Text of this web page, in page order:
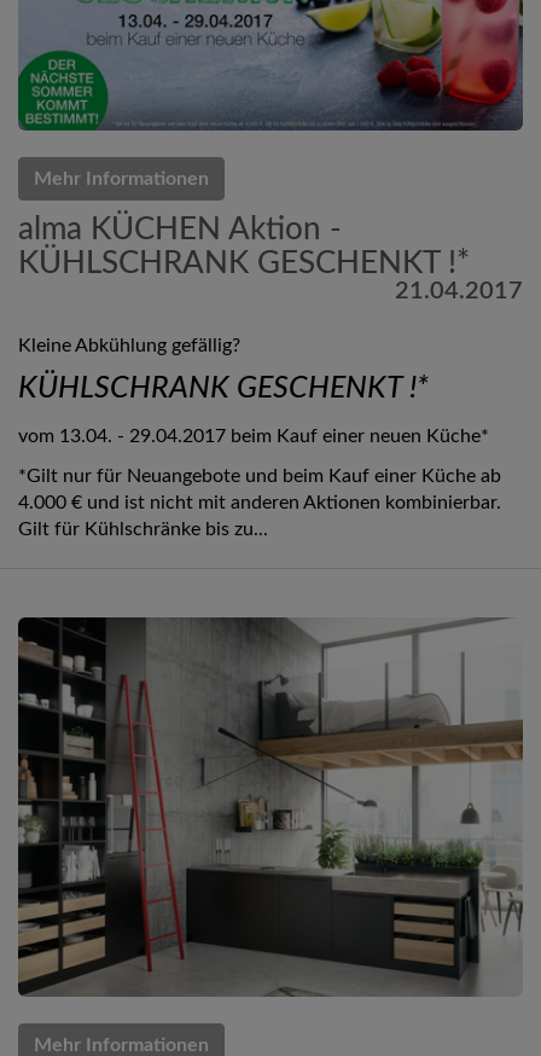
Mehr Informationen
alma KÜCHEN Aktion -
KÜHLSCHRANK GESCHENKT !*
21.04.2017
Kleine Abkühlung gefällig?
KÜHLSCHRANK GESCHENKT !*
vom 13.04. - 29.04.2017 beim Kauf einer neuen Küche*
*Gilt nur für Neuangebote und beim Kauf einer Küche ab
4.000 € und ist nicht mit anderen Aktionen kombinierbar.
Gilt für Kühlschränke bis zu...
Mehr Informationen